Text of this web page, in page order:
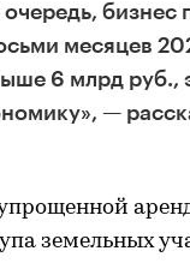
бизнес
месяцев
6 млрд руб.,
—
земельных